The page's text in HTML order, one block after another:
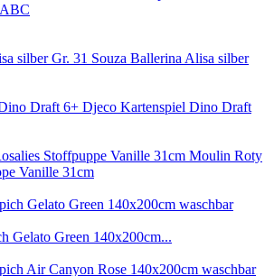
Souza Ballerina Alisa silber
Djeco Kartenspiel Dino Draft
Moulin Roty
Vanille 31cm
Gelato Green 140x200cm...